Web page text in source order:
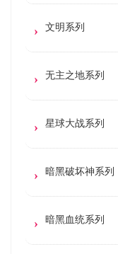
文明系列
无主之地系列
星球大战系列
暗黑破坏神系列
暗黑血统系列